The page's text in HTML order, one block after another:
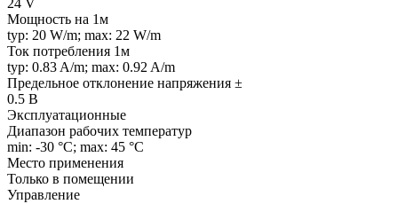
Мощность на 1м
typ: 20 W/m; max: 22 W/m
Ток потребления 1м
typ: 0.83 A/m; max: 0.92 A/m
Предельное отклонение напряжения ±
0.5 В
Эксплуатационные
Диапазон рабочих температур
min: -30 °C; max: 45 °C
Место применения
Только в помещении
Управление